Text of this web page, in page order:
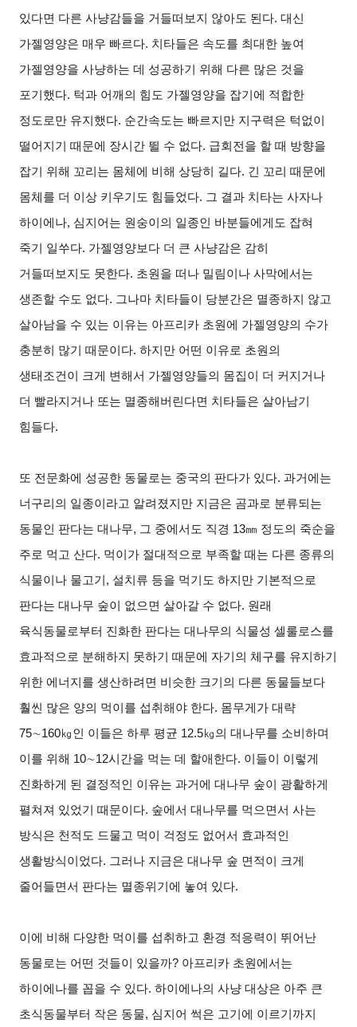
있다면 다른 사냥감들을 거들떠보지 않아도 된다. 대신
가젤영양은 매우 빠르다. 치타들은 속도를 최대한 높여
가젤영양을 사냥하는 데 성공하기 위해 다른 많은 것을
포기했다. 턱과 어깨의 힘도 가젤영양을 잡기에 적합한
정도로만 유지했다. 순간속도는 빠르지만 지구력은 턱없이
떨어지기 때문에 장시간 뛸 수 없다. 급회전을 할 때 방향을
잡기 위해 꼬리는 몸체에 비해 상당히 길다. 긴 꼬리 때문에
몸체를 더 이상 키우기도 힘들었다. 그 결과 치타는 사자나
하이에나, 심지어는 원숭이의 일종인 바분들에게도 잡혀
죽기 일쑤다. 가젤영양보다 더 큰 사냥감은 감히
거들떠보지도 못한다. 초원을 떠나 밀림이나 사막에서는
생존할 수도 없다. 그나마 치타들이 당분간은 멸종하지 않고
살아남을 수 있는 이유는 아프리카 초원에 가젤영양의 수가
충분히 많기 때문이다. 하지만 어떤 이유로 초원의
생태조건이 크게 변해서 가젤영양들의 몸집이 더 커지거나
더 빨라지거나 또는 멸종해버린다면 치타들은 살아남기
힘들다.
또 전문화에 성공한 동물로는 중국의 판다가 있다. 과거에는
너구리의 일종이라고 알려졌지만 지금은 곰과로 분류되는
동물인 판다는 대나무, 그 중에서도 직경 13㎜ 정도의 죽순을
주로 먹고 산다. 먹이가 절대적으로 부족할 때는 다른 종류의
식물이나 물고기, 설치류 등을 먹기도 하지만 기본적으로
판다는 대나무 숲이 없으면 살아갈 수 없다. 원래
육식동물로부터 진화한 판다는 대나무의 식물성 셀룰로스를
효과적으로 분해하지 못하기 때문에 자기의 체구를 유지하기
위한 에너지를 생산하려면 비슷한 크기의 다른 동물들보다
훨씬 많은 양의 먹이를 섭취해야 한다. 몸무게가 대략
75∼160㎏인 이들은 하루 평균 12.5㎏의 대나무를 소비하며
이를 위해 10∼12시간을 먹는 데 할애한다. 이들이 이렇게
진화하게 된 결정적인 이유는 과거에 대나무 숲이 광활하게
펼쳐져 있었기 때문이다. 숲에서 대나무를 먹으면서 사는
방식은 천적도 드물고 먹이 걱정도 없어서 효과적인
생활방식이었다. 그러나 지금은 대나무 숲 면적이 크게
줄어들면서 판다는 멸종위기에 놓여 있다.
이에 비해 다양한 먹이를 섭취하고 환경 적응력이 뛰어난
동물로는 어떤 것들이 있을까? 아프리카 초원에서는
하이에나를 꼽을 수 있다. 하이에나의 사냥 대상은 아주 큰
초식동물부터 작은 동물, 심지어 썩은 고기에 이르기까지